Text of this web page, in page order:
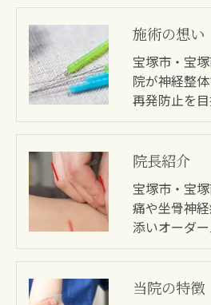
施術の想い
宝塚市・宝
院が神経整
再発防止を
院長紹介
宝塚市・宝
痛や坐骨神
添いオーダ
当院の特徴